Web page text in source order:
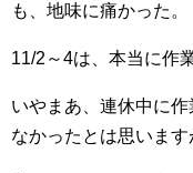
も、地味に痛かった。
11/2～4は、本当に作
いやまあ、連休中に
なかったとは思います